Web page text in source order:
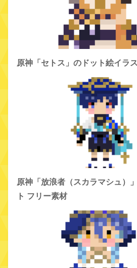
原神「セトス」のドット絵イラ
原神「放浪者（スカラマシュ）
ト フリー素材